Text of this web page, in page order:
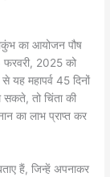
का आयोजन पौष
फरवरी, 2025 को
यह महापर्व 45 दिनों
तो चिंता की
का लाभ प्राप्त कर
हैं, जिन्हें अपनाकर